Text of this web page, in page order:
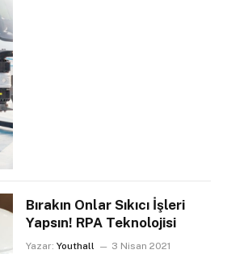
Bırakın Onlar Sıkıcı İşleri
Yapsın! RPA Teknolojisi
Yazar: Youthall 3 Nisan 2021